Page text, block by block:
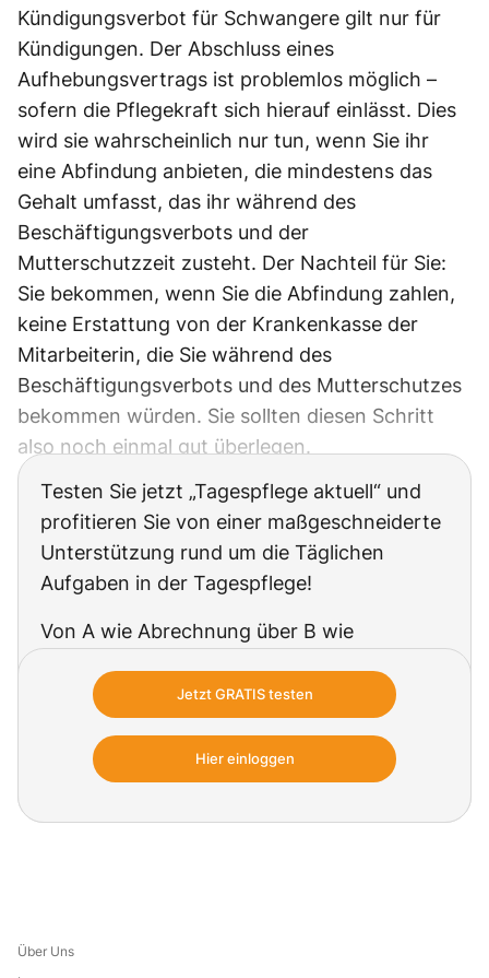
Kündigungsverbot für Schwangere gilt nur für
Kündigungen. Der Abschluss eines
Aufhebungsvertrags ist problemlos möglich –
sofern die Pflegekraft sich hierauf einlässt. Dies
wird sie wahrscheinlich nur tun, wenn Sie ihr
eine Abfindung anbieten, die mindestens das
Gehalt umfasst, das ihr während des
Beschäftigungsverbots und der
Mutterschutzzeit zusteht. Der Nachteil für Sie:
Sie bekommen, wenn Sie die Abfindung zahlen,
keine Erstattung von der Krankenkasse der
Mitarbeiterin, die Sie während des
Beschäftigungsverbots und des Mutterschutzes
bekommen würden. Sie sollten diesen Schritt
also noch einmal gut überlegen.
Testen Sie jetzt „Tagespflege aktuell“ und
profitieren Sie von einer maßgeschneiderte
Unterstützung rund um die Täglichen
Aufgaben in der Tagespflege!
Von A wie Abrechnung über B wie
jeder Ausgabe erhalten Sie aktuelle
Praxisinformationen und direkt anwendbare
Arbeitshilfen für die erfolgreiche Leitung in
der Tagespflege.
Jetzt GRATIS testen
Hier einloggen
Über Uns